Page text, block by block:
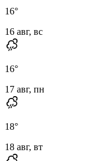
16°
16 авг, вс
16°
17 авг, пн
18°
18 авг, вт